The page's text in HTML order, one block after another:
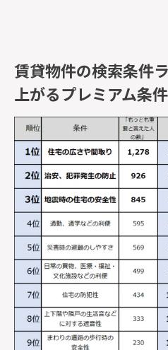
賃貸物件の検索条件
上がるプレミアム条